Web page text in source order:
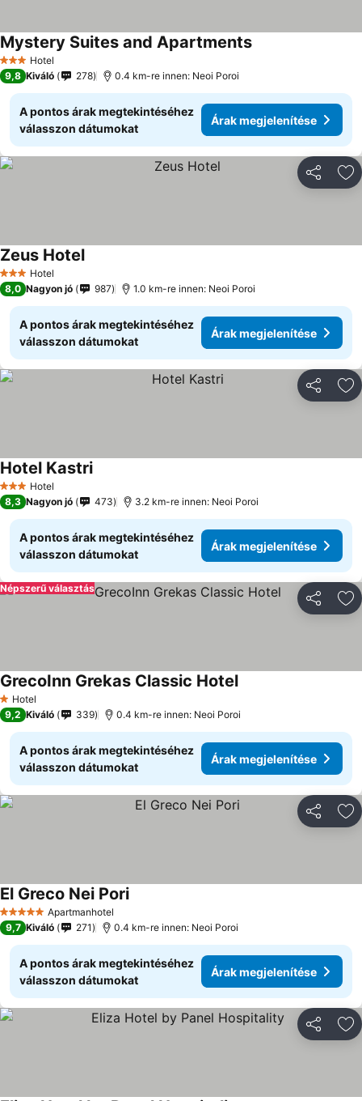
3 Kategória
Hotel
Mystery Suites and Apartments
9,8 Kiváló 278 0.4 km-re innen: Neoi Poroi
A pontos árak megtekintéséhez
válasszon dátumokat
Árak megjelenítése
3 Kategória
Hotel
Zeus Hotel
8,0 Nagyon jó 987 1.0 km-re innen: Neoi Poroi
A pontos árak megtekintéséhez
válasszon dátumokat
Árak megjelenítése
3 Kategória
Hotel
Hotel Kastri
8,3 Nagyon jó 473 3.2 km-re innen: Neoi Poroi
A pontos árak megtekintéséhez
válasszon dátumokat
Árak megjelenítése
Népszerű választás
1 Kategória
Hotel
GrecoInn Grekas Classic Hotel
9,2 Kiváló 339 0.4 km-re innen: Neoi Poroi
A pontos árak megtekintéséhez
válasszon dátumokat
Árak megjelenítése
5 KategóriaApartmanhotel
El Greco Nei Pori
9,7 Kiváló 271 0.4 km-re innen: Neoi Poroi
A pontos árak megtekintéséhez
válasszon dátumokat
Árak megjelenítése